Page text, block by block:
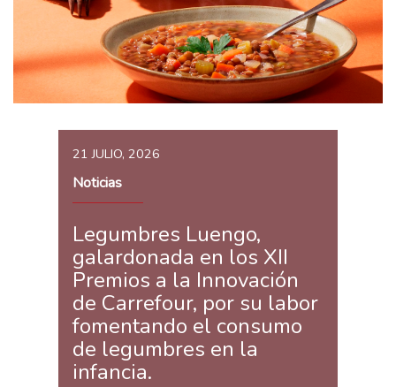
21 JULIO, 2026
Noticias
Legumbres Luengo,
galardonada en los XII
Premios a la Innovación
de Carrefour, por su labor
fomentando el consumo
de legumbres en la
infancia.